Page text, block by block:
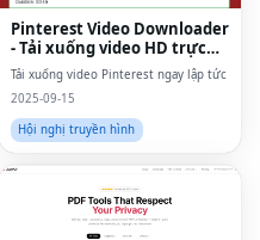
Pinterest Video Downloader
- Tải xuống video HD trực
tuyến
Tải xuống video Pinterest ngay lập tức
2025-09-15
Hội nghị truyền hình